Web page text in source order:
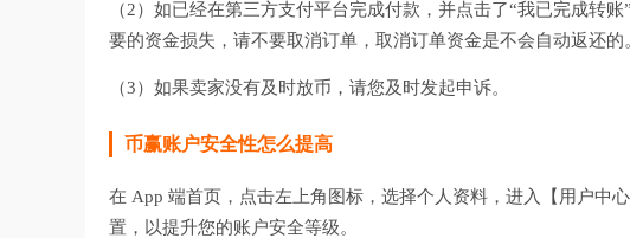
（2）如已经在第三方支付平台完成付款，并点击了“我已完成转
要的资金损失，请不要取消订单，取消订单资金是不会自动返还的
（3）如果卖家没有及时放币，请您及时发起申诉。
币赢账户安全性怎么提高
在 App 端首页，点击左上角图标，选择个人资料，进入【用户中
置，以提升您的账户安全等级。